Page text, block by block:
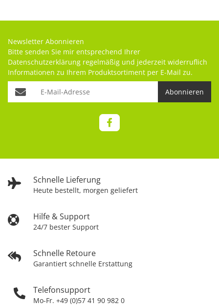
Schnelle Lieferung
Heute bestellt, morgen geliefert
Hilfe & Support
24/7 bester Support
Schnelle Retoure
Garantiert schnelle Erstattung
Telefonsupport
Mo-Fr. +49 (0)57 41 90 982 0
Newsletter Abonnieren
Bitte senden Sie mir entsprechend Ihrer
Datenschutzerklärung regelmäßig und jederzeit widerruflich
Informationen zu Ihrem Produktsortiment per E-Mail zu.
Abonnieren